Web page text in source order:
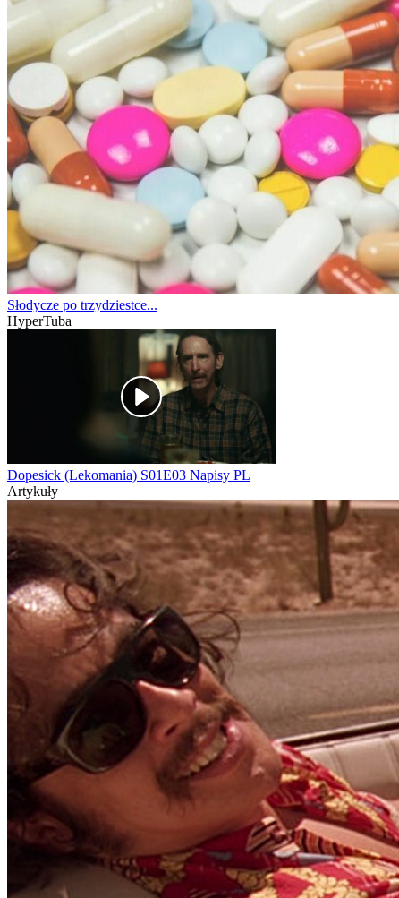
Słodycze po trzydziestce...
HyperTuba
Dopesick (Lekomania) S01E03 Napisy PL
Artykuły